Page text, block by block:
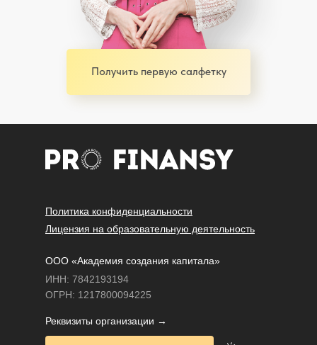
Получить первую салфетку
Политика конфиденциальности
Лицензия на образовательную деятельность
OOO «Академия создания капитала»
ИНН: 7842193194
ОГРН: 1217800094225
Реквизиты организации →